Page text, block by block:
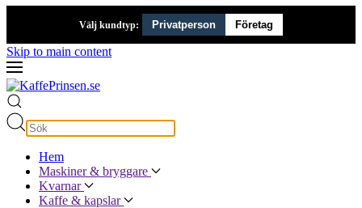
Välj kundtyp: Privatperson Företag
Skip to main content
Hem
Maskiner & bryggare
Kvarnar
Kaffe & kapslar